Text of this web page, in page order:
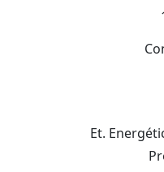
Et.